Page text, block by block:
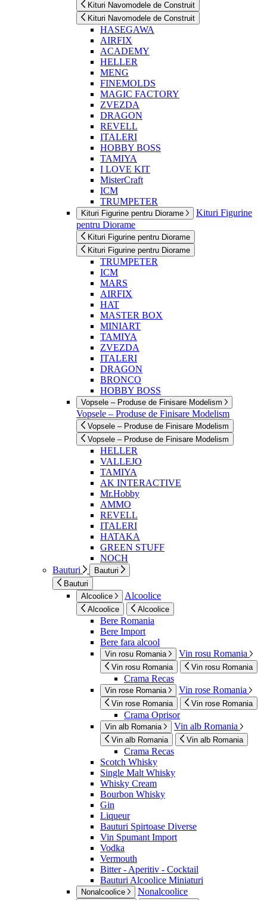
Kituri Navomodele de Construit
Kituri Navomodele de Construit
HASEGAWA
AIRFIX
ACADEMY
HELLER
MENG
FINEMOLDS
MAGIC FACTORY
ZVEZDA
DRAGON
REVELL
ITALERI
HOBBY BOSS
TAMIYA
I LOVE KIT
MisterCraft
ICM
TRUMPETER
Kituri Figurine pentru Diorame
Kituri Figurine
pentru Diorame
Kituri Figurine pentru Diorame
Kituri Figurine pentru Diorame
TRUMPETER
ICM
MARS
AIRFIX
HAT
MASTER BOX
MINIART
TAMIYA
ZVEZDA
ITALERI
DRAGON
BRONCO
HOBBY BOSS
Vopsele – Produse de Finisare Modelism
Vopsele – Produse de Finisare Modelism
Vopsele – Produse de Finisare Modelism
Vopsele – Produse de Finisare Modelism
HELLER
VALLEJO
TAMIYA
AK INTERACTIVE
Mr.Hobby
AMMO
REVELL
ITALERI
HATAKA
GREEN STUFF
NOCH
Bauturi
Bauturi
Bauturi
Alcoolice
Alcoolice
Alcoolice Alcoolice
Bere Romania
Bere Import
Bere fara alcool
Vin rosu Romania Vin rosu Romania
Vin rosu Romania Vin rosu Romania
Crama Recas
Vin rose Romania Vin rose Romania
Vin rose Romania Vin rose Romania
Crama Oprisor
Vin alb Romania Vin alb Romania
Vin alb Romania Vin alb Romania
Crama Recas
Scotch Whisky
Single Malt Whisky
Whisky Cream
Bourbon Whisky
Gin
Liqueur
Bauturi Spirtoase Diverse
Vin Spumant Import
Vodka
Vermouth
Bitter - Aperitiv - Cocktail
Bauturi Alcoolice Miniaturi
Nonalcoolice Nonalcoolice